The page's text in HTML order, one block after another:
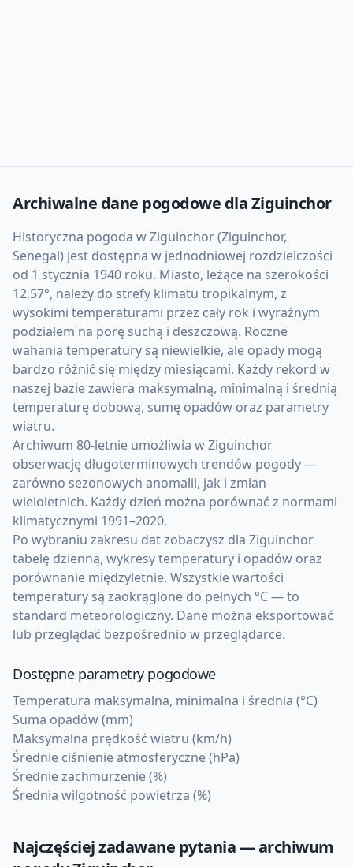
Archiwalne dane pogodowe dlaZiguinchor
Historyczna pogoda w Ziguinchor (Ziguinchor,
Senegal) jest dostępna w jednodniowej rozdzielczości
od 1 stycznia 1940 roku. Miasto, leżące na szerokości
12.57°, należy do strefy klimatu tropikalnym, z
wysokimi temperaturami przez cały rok i wyraźnym
podziałem na porę suchą i deszczową. Roczne
wahania temperatury są niewielkie, ale opady mogą
bardzo różnić się między miesiącami. Każdy rekord w
naszej bazie zawiera maksymalną, minimalną i średnią
temperaturę dobową, sumę opadów oraz parametry
wiatru.
Archiwum 80-letnie umożliwia w Ziguinchor
obserwację długoterminowych trendów pogody —
zarówno sezonowych anomalii, jak i zmian
wieloletnich. Każdy dzień można porównać z normami
klimatycznymi 1991–2020.
Po wybraniu zakresu dat zobaczysz dla Ziguinchor
tabelę dzienną, wykresy temperatury i opadów oraz
porównanie międzyletnie. Wszystkie wartości
temperatury są zaokrąglone do pełnych °C — to
standard meteorologiczny. Dane można eksportować
lub przeglądać bezpośrednio w przeglądarce.
Dostępne parametry pogodowe
Temperatura maksymalna, minimalna i średnia (°C)
Suma opadów (mm)
Maksymalna prędkość wiatru (km/h)
Średnie ciśnienie atmosferyczne (hPa)
Średnie zachmurzenie (%)
Średnia wilgotność powietrza (%)
Najczęściej zadawane pytania — archiwum